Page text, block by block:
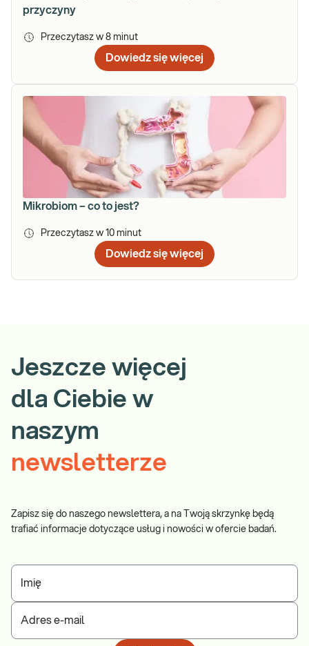
przyczyny
Przeczytasz w 8 minut
Dowiedz się więcej
Mikrobiom – co to jest?
Przeczytasz w 10 minut
Dowiedz się więcej
Jeszcze więcej
dla Ciebie w
naszym
newsletterze
Zapisz się do naszego newslettera, a na Twoją skrzynkę będą
trafiać informacje dotyczące usług i nowości w ofercie badań.
Imię
Adres e-mail